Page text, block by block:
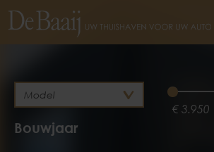
€ 3.950
Bouwjaar